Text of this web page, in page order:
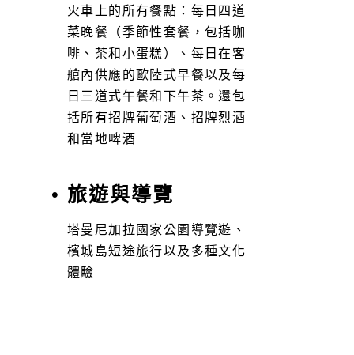
火車上的所有餐點：每日四道
菜晚餐（季節性套餐，包括咖
啡、茶和小蛋糕）、每日在客
艙內供應的歐陸式早餐以及每
日三道式午餐和下午茶。還包
括所有招牌葡萄酒、招牌烈酒
和當地啤酒
• 旅遊與導覽
塔曼尼加拉國家公園導覽遊、
檳城島短途旅行以及多種文化
體驗